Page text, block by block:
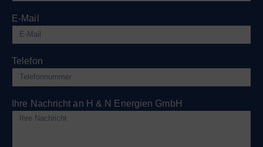
E-Mail
Telefon
Ihre Nachricht an H & N Energien GmbH